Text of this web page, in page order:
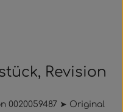
Revision
0020059487 ➤ Original